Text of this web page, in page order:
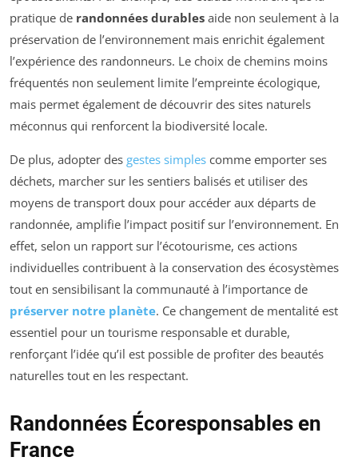
pratique de randonnées durables aide non seulement à la
préservation de l’environnement mais enrichit également
l’expérience des randonneurs. Le choix de chemins moins
fréquentés non seulement limite l’empreinte écologique,
mais permet également de découvrir des sites naturels
méconnus qui renforcent la biodiversité locale.
De plus, adopter des gestes simples comme emporter ses
déchets, marcher sur les sentiers balisés et utiliser des
moyens de transport doux pour accéder aux départs de
randonnée, amplifie l’impact positif sur l’environnement. En
effet, selon un rapport sur l’écotourisme, ces actions
individuelles contribuent à la conservation des écosystèmes
tout en sensibilisant la communauté à l’importance de
préserver notre planète. Ce changement de mentalité est
essentiel pour un tourisme responsable et durable,
renforçant l’idée qu’il est possible de profiter des beautés
naturelles tout en les respectant.
Randonnées Écoresponsables en
France